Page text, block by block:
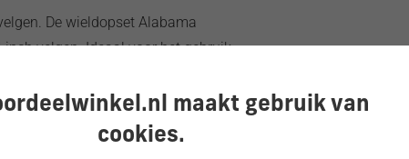
De wieldopset Alabama
velgen. Ideaal voor het gebruik
u toch de looks wilt van licht
De Alabama wieldoppenset is
maakt gebruik van
cookies.